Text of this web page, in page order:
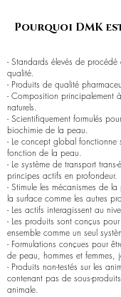
Pourquoi DMK
- Standards élevés de
qualité.
- Produits de qualité
- Composition principalement
naturels.
- Scientifiquement formulés
biochimie de la peau.
- Le concept global fonctionne
fonction de la peau.
- Le système de transport
principes actifs en profondeur.
- Stimule les mécanismes de
la surface comme les autres
- Les actifs interagissent au
- Les produits sont conçus
ensemble comme un seul
- Formulations conçues pour
de peau, hommes et femmes,
- Produits non-testés sur les
contenant pas de sous-
animale.